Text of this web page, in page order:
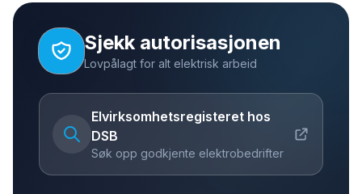
Sjekk autorisasjonen
Lovpålagt for alt elektrisk arbeid
Elvirksomhetsregisteret hos
DSB
Søk opp godkjente elektrobedrifter